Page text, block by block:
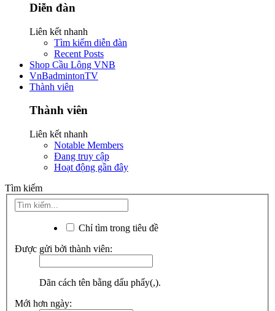
Diễn đàn
Liên kết nhanh
Tìm kiếm diễn đàn
Recent Posts
Shop Cầu Lông VNB
VnBadmintonTV
Thành viên
Thành viên
Liên kết nhanh
Notable Members
Đang truy cập
Hoạt động gần đây
Tìm kiếm
Chỉ tìm trong tiêu đề
Được gửi bởi thành viên:
Dãn cách tên bằng dấu phẩy(,).
Mới hơn ngày: